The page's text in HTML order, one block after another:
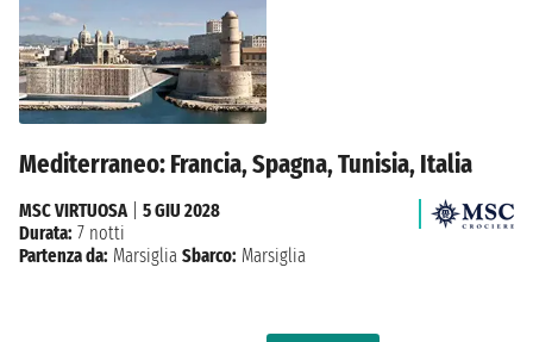
Mediterraneo: Francia, Spagna, Tunisia, Italia
MSC VIRTUOSA| 5 GIU 2028
Durata: 7 notti
Partenza da: Marsiglia Sbarco: Marsiglia